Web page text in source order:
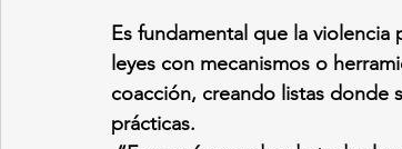
Durango Titulares en Inicio
Es fundamental que la
leyes con mecanismos o
coacción, creando listas donde
prácticas.